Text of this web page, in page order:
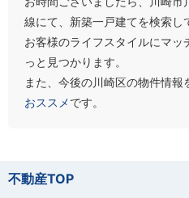
線にて、新築一戸建てを検索し
お客様のライフスタイルにマッ
っと見つかります。
また、今後の川崎区の物件情報
おススメです。
不動産TOP